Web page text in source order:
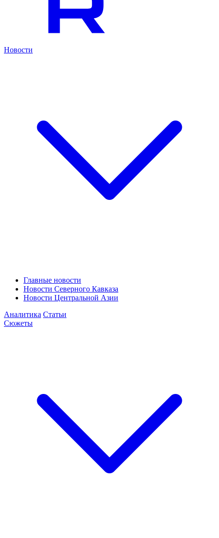
Новости
Главные новости
Новости Северного Кавказа
Новости Центральной Азии
Аналитика Статьи
Сюжеты